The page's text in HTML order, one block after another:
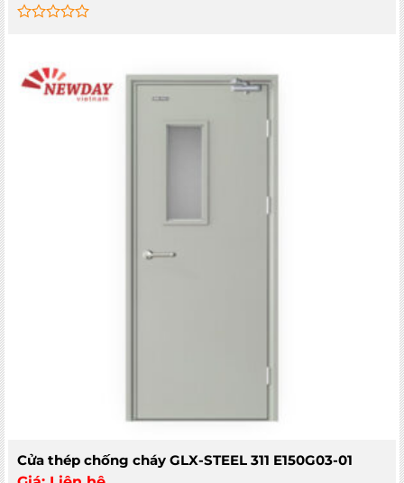
of
5
Cửa thép chống cháy GLX-STEEL 311 E150G03-01